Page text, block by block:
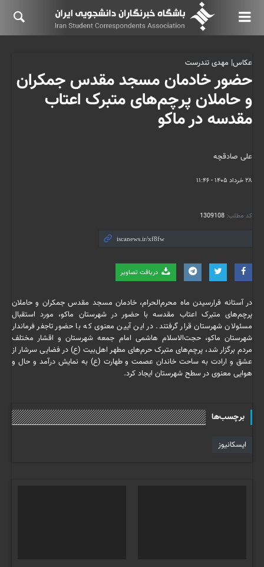
علی صادقچه
۲۸ خرداد ۱۴۰۵ - ۱۱:۴۶
کد مطلب: 1309108
دریافت تصاویر
عکاس| مهدی تندرست
حضور خادمان مسجد مقدس جمکران
و حاملان پرچم‌های متبرک اعتاب
مقدسه در ماکو
در آستانه فرارسیدن ماه محرم‌الحرام، خادمان مسجد مقدس جمکران و حاملان
پرچم‌های متبرک اعتاب مقدسه با حضور در شهرستان ماکو، مورد استقبال
مسئولان شهرستان قرار گرفتند. در این آیین معنوی که با حضور تاجفر فرماندار
شهرستان ماکو، حجت‌الاسلام هاشمی امام جمعه شهرستان و اقشار مختلف
مردم برگزار شد، پرچم‌های متبرک حرم‌های مطهر اهل‌بیت (ع) در فضایی سرشار از
عشق و ارادت به ساحت خاندان عصمت و طهارت (ع) به نمایش درآمد و حال و
هوایی معنوی در سطح شهرستان ایجاد کرد.
برچسب‌ها
ایسکانیوز